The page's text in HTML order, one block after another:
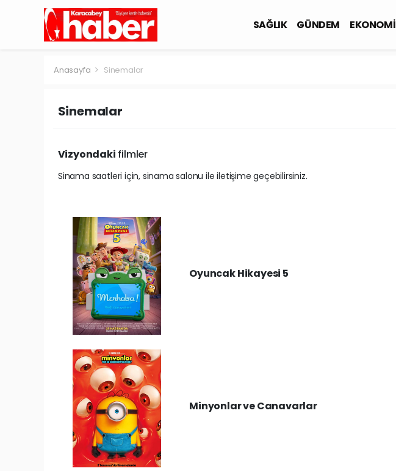
SAĞLIK GÜNDEM EKONOMİ
Anasayfa Sinemalar
Sinemalar
Vizyondaki filmler
Sinama saatleri için, sinama salonu ile iletişime geçebilirsiniz.
Oyuncak Hikayesi 5
Minyonlar ve Canavarlar